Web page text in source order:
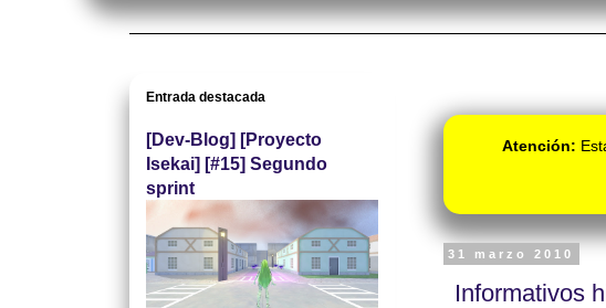
Atención:
31 marzo 2010
Informativos
Entrada destacada
[Dev-Blog] [Proyecto
Isekai] [#15] Segundo
sprint